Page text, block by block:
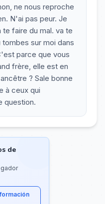
ne nous reproche
N'ai pas peur. Je
te faire du mal. va te
sur moi dans
parce que vous
frère, elle est en
? Sale bonne
à ceux qui
question.
de